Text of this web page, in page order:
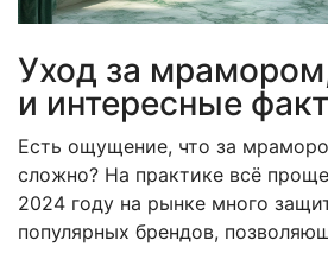
Уход за
и интересные
Есть ощущение, что за
сложно? На практике всё
2024 году на рынке много
популярных брендов,